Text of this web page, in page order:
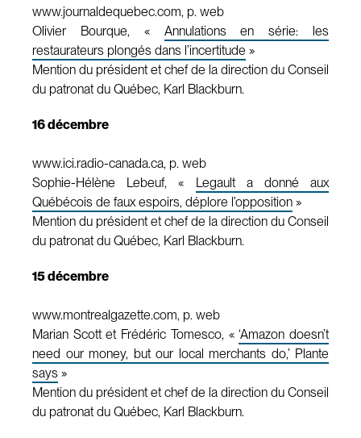
www.journaldequebec.com, p. web
Olivier Bourque, « Annulations en série: les
restaurateurs plongés dans l’incertitude »
Mention du président et chef de la direction du Conseil
du patronat du Québec, Karl Blackburn.
16 décembre
www.ici.radio-canada.ca, p. web
Sophie-Hélène Lebeuf, « Legault a donné aux
Québécois de faux espoirs, déplore l’opposition »
Mention du président et chef de la direction du Conseil
du patronat du Québec, Karl Blackburn.
15 décembre
www.montrealgazette.com, p. web
Marian Scott et Frédéric Tomesco, «‘Amazon doesn’t
need our money, but our local merchants do,’ Plante
says »
Mention du président et chef de la direction du Conseil
du patronat du Québec, Karl Blackburn.